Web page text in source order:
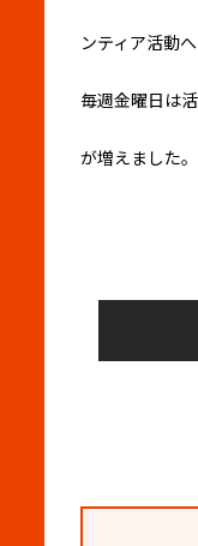
ンティア活動
毎週金曜日は
が増えました。